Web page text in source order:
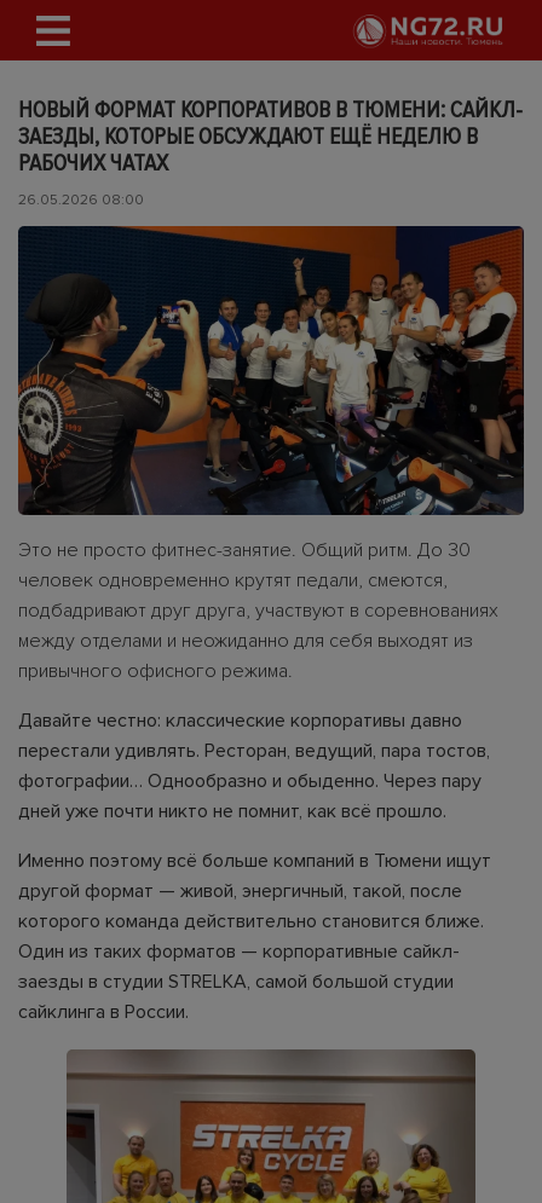
НОВЫЙ ФОРМАТ КОРПОРАТИВОВ В ТЮМЕНИ: САЙКЛ-
ЗАЕЗДЫ, КОТОРЫЕ ОБСУЖДАЮТ ЕЩЁ НЕДЕЛЮ В
РАБОЧИХ ЧАТАХ
26.05.2026 08:00
Это не просто фитнес-занятие. Общий ритм. До 30
человек одновременно крутят педали, смеются,
подбадривают друг друга, участвуют в соревнованиях
между отделами и неожиданно для себя выходят из
привычного офисного режима.
Давайте честно: классические корпоративы давно
перестали удивлять. Ресторан, ведущий, пара тостов,
фотографии… Однообразно и обыденно. Через пару
дней уже почти никто не помнит, как всё прошло.
Именно поэтому всё больше компаний в Тюмени ищут
другой формат — живой, энергичный, такой, после
которого команда действительно становится ближе.
Один из таких форматов — корпоративные сайкл-
заезды в студии STRELKA, самой большой студии
сайклинга в России.